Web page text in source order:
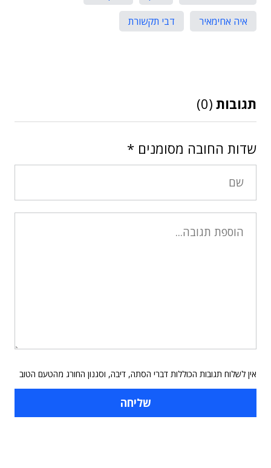
איה אחימאיר
דבי תקשורת
תגובות (0)
שדות החובה מסומנים *
אין לשלוח תגובות הכוללות דברי הסתה, דיבה, וסגנון החורג מהטעם הטוב